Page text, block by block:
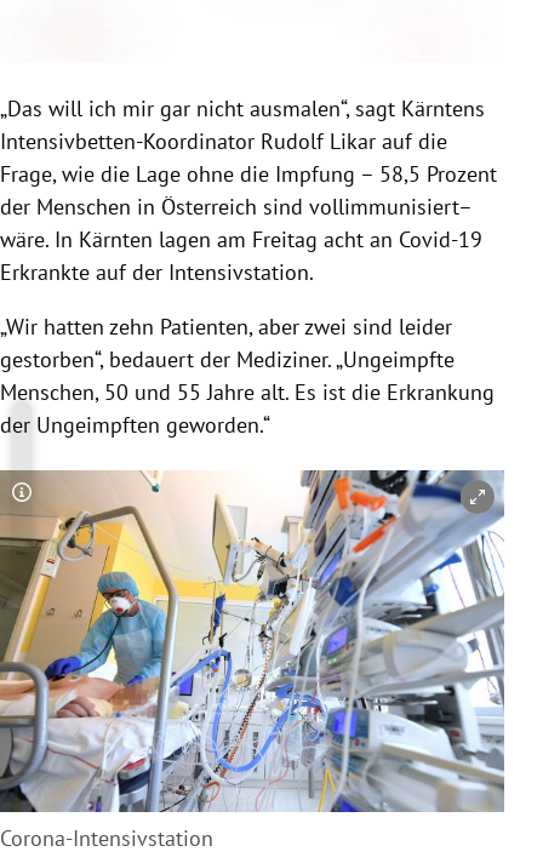
„Das will ich mir gar nicht ausmalen“, sagt Kärntens
Intensivbetten-Koordinator Rudolf Likar auf die
Frage, wie die Lage ohne die Impfung – 58,5 Prozent
der Menschen in Österreich sind vollimmunisiert–
wäre. In Kärnten lagen am Freitag acht an Covid-19
Erkrankte auf der Intensivstation.
„Wir hatten zehn Patienten, aber zwei sind leider
gestorben“, bedauert der Mediziner. „Ungeimpfte
Menschen, 50 und 55 Jahre alt. Es ist die Erkrankung
der Ungeimpften geworden.“
Copyright-Hinweis öffnen/schließen
Corona-Intensivstation